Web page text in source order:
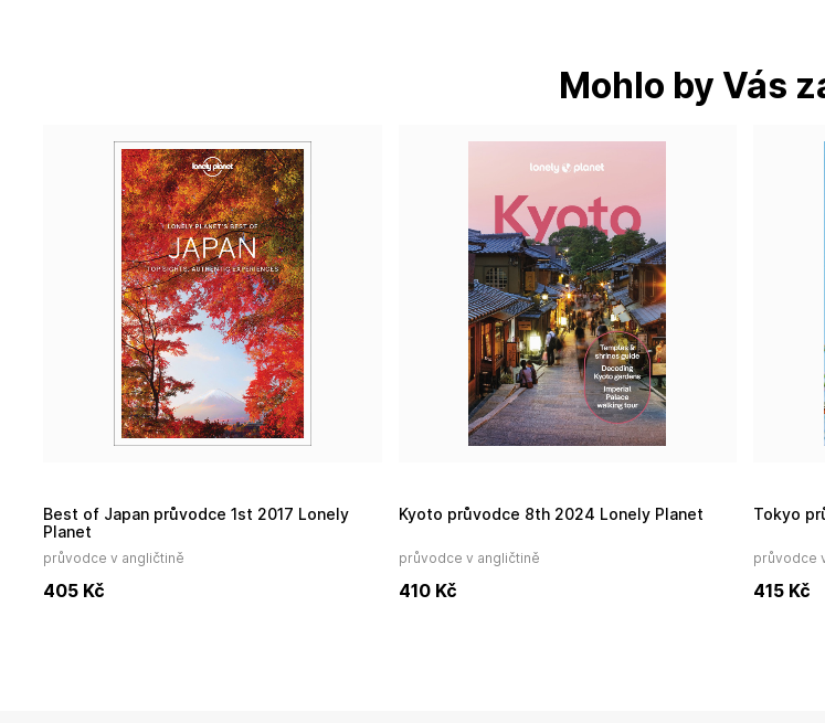
Mohlo by Vás
Best of Japan průvodce 1st 2017 Lonely
Planet
průvodce v angličtině
405 Kč
Kyoto průvodce 8th 2024 Lonely Planet
průvodce v angličtině
410 Kč
Tokyo
průvodce
415 Kč